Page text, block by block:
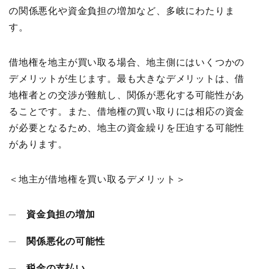
の関係悪化や資金負担の増加など、多岐にわたりま
す。
借地権を地主が買い取る場合、地主側にはいくつかの
デメリットが生じます。最も大きなデメリットは、借
地権者との交渉が難航し、関係が悪化する可能性があ
ることです。また、借地権の買い取りには相応の資金
が必要となるため、地主の資金繰りを圧迫する可能性
があります。
＜地主が借地権を買い取るデメリット＞
資金負担の増加
関係悪化の可能性